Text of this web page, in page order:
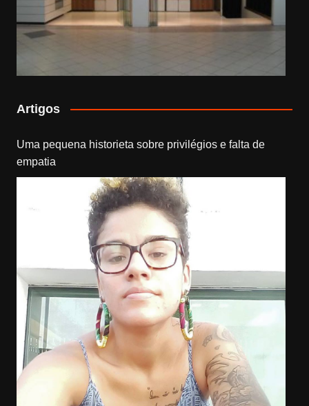
Artigos
Uma pequena historieta sobre privilégios e falta de
empatia